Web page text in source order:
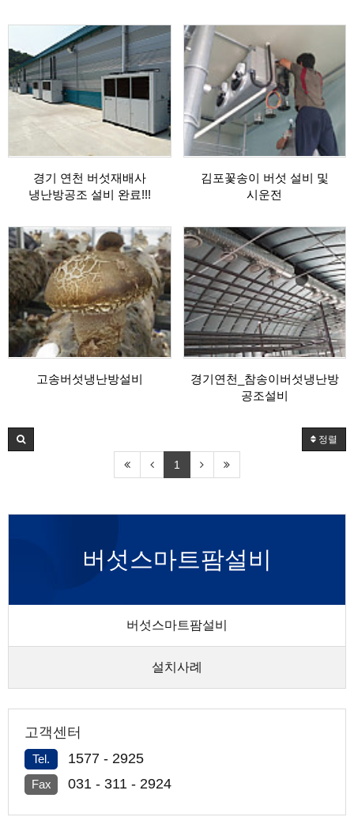
경기 연천 버섯재배사
냉난방공조 설비 완료!!!
김포꽃송이 버섯 설비 및
시운전
고송버섯냉난방설비
경기연천_참송이버섯냉난방
공조설비
정렬
1
버섯스마트팜설비
버섯스마트팜설비
설치사례
고객센터
Tel. 1577 - 2925
Fax 031 - 311 - 2924